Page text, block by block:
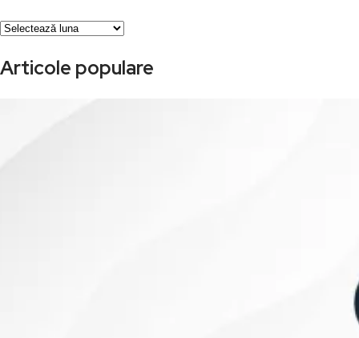
Arhivă
Articole populare